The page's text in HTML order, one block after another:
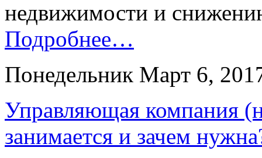
недвижимости и
Подробнее…
Понедельник Март 6,
Управляющая компания
занимается и зачем